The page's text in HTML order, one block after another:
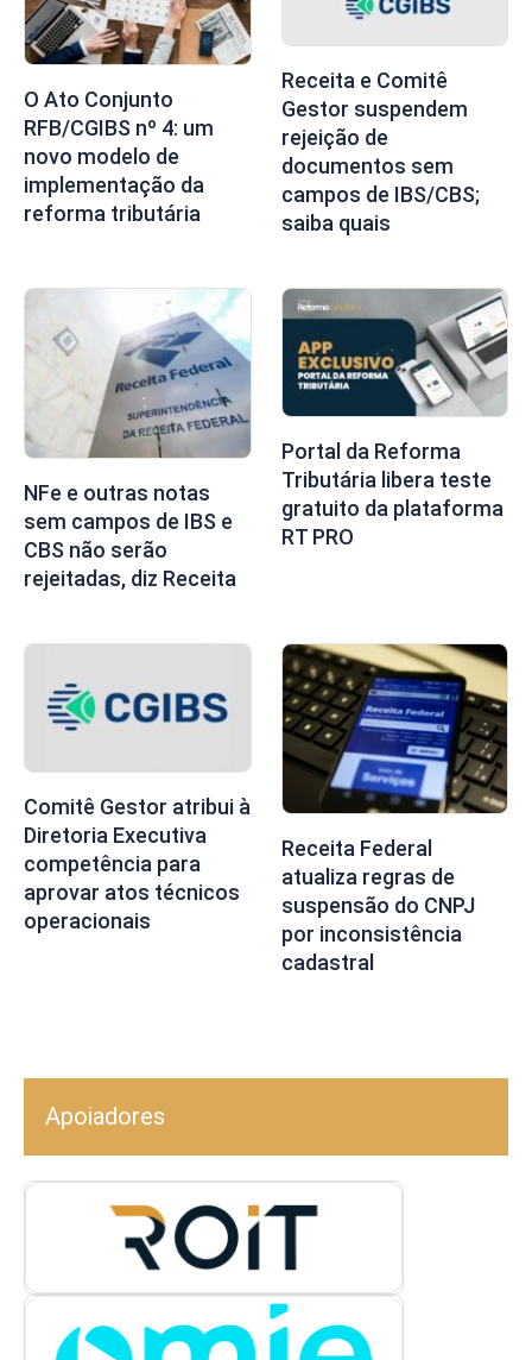
O Ato Conjunto
RFB/CGIBS nº 4: um
novo modelo de
implementação da
reforma tributária
Receita e Comitê
Gestor suspendem
rejeição de
documentos sem
campos de IBS/CBS;
saiba quais
NFe e outras notas
sem campos de IBS e
CBS não serão
rejeitadas, diz Receita
Portal da Reforma
Tributária libera teste
gratuito da plataforma
RT PRO
Comitê Gestor atribui à
Diretoria Executiva
competência para
aprovar atos técnicos
operacionais
Receita Federal
atualiza regras de
suspensão do CNPJ
por inconsistência
cadastral
Apoiadores